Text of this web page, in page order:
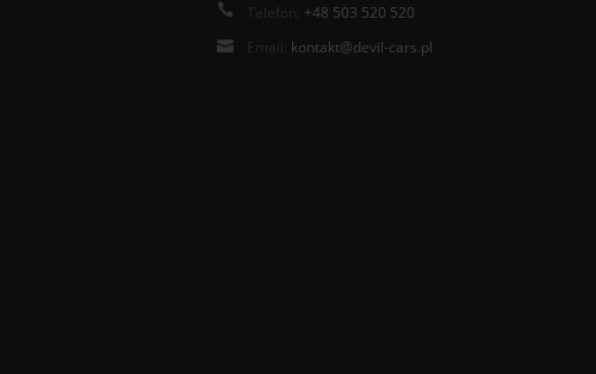
Telefon: +48 503 520 520
Email: kontakt@devil-cars.pl